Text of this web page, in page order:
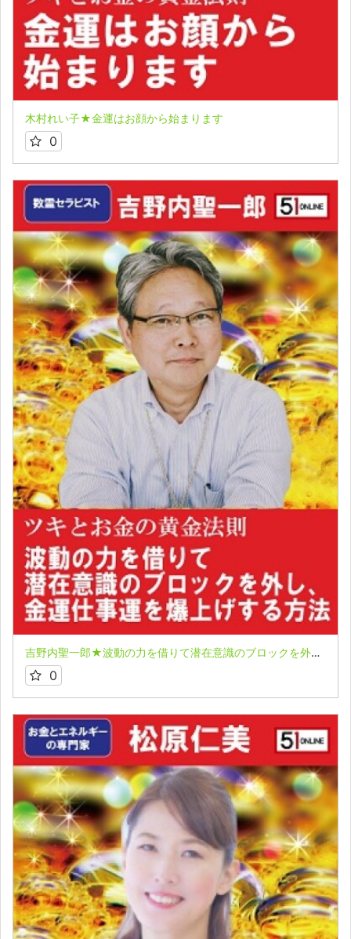
木村れい子★金運はお顔から始まります
0
吉野内聖一郎★波動の力を借りて潜在意識のブロックを外し、金運仕事運を爆上げする方法
0